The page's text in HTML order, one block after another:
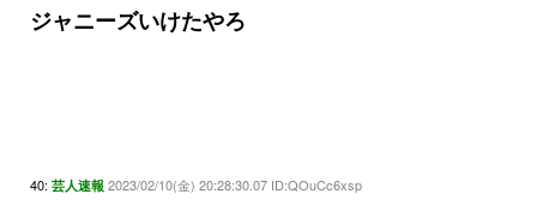
ジャニーズいけたやろ
40: 芸人速報 2023/02/10(金) 20:28:30.07 ID:QOuCc6xsp